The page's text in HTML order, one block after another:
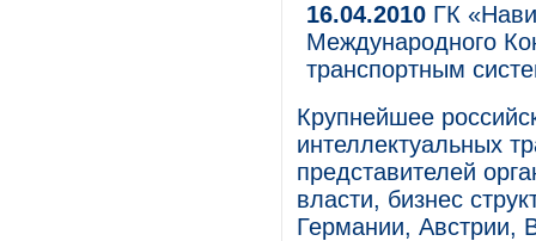
16.04.2010 ГК
Международного
транспортным
Крупнейшее
интеллектуальных
представителей
власти, бизнес
Германии, Австрии,